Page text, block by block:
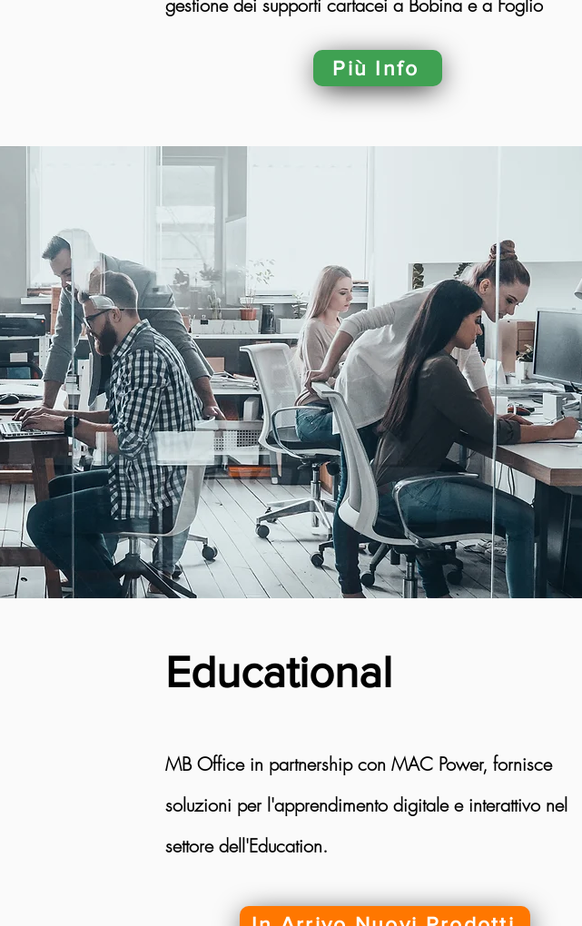
gestione dei supporti cartacei a Bobina e a Foglio
Più Info
Educational
MB Office in partnership con MAC Power, fornisce
soluzioni per l'apprendimento digitale e interattivo nel
settore dell'Education.